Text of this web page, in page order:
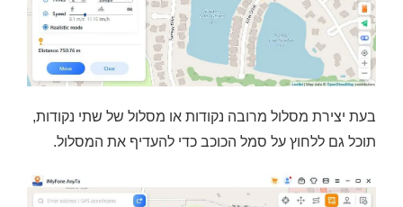
בעת יצירת מסלול מרובה נקודות או מסלול של שתי נקודות,
תוכל גם ללחוץ על סמל הכוכב כדי להעדיף את המסלול.